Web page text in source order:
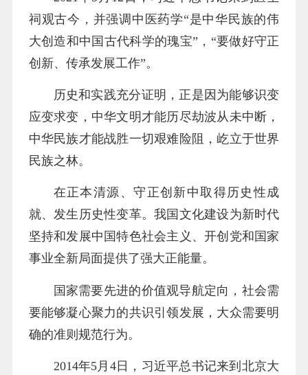
祠观古今，并强调中医药学“是中华民族的伟
大创造和中国古代科学的瑰宝”，“要做好守正
创新、传承发展工作”。
历史和实践充分证明，正是因为能够识变
应变求变，中华文明才能历尽劫波从未中断，
中华民族才能战胜一切艰难险阻，屹立于世界
民族之林。
在正本清源、守正创新中取得历史性成
就、发生历史性变革。我国文化建设为新时代
坚持和发展中国特色社会主义、开创党和国家
事业全新局面提供了强大正能量。
国家需要先进的价值观导航定向，社会需
要能够凝心聚力的共识引领发展，大众需要明
确的准则规范行为。
2014年5月4日，习近平总书记来到北京大